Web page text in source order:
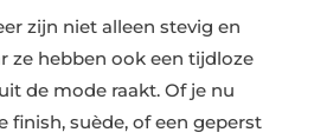
zijn niet alleen stevig en
ze hebben ook een tijdloze
de mode raakt. Of je nu
finish, suède, of een geperst